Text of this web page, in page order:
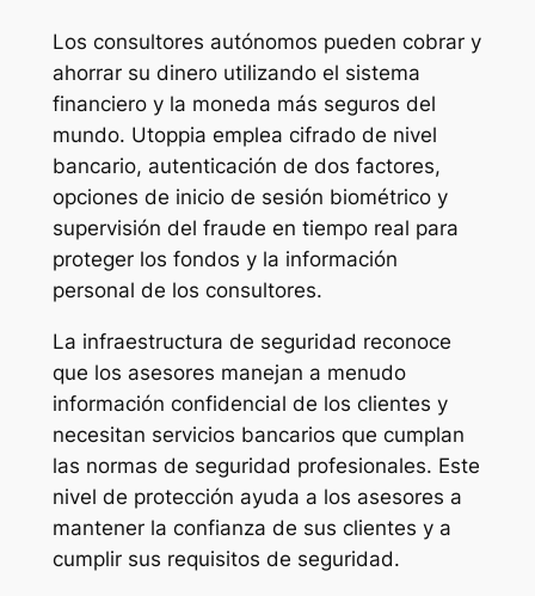
Los consultores autónomos pueden cobrar y
ahorrar su dinero utilizando el sistema
financiero y la moneda más seguros del
mundo. Utoppia emplea cifrado de nivel
bancario, autenticación de dos factores,
opciones de inicio de sesión biométrico y
supervisión del fraude en tiempo real para
proteger los fondos y la información
personal de los consultores.
La infraestructura de seguridad reconoce
que los asesores manejan a menudo
información confidencial de los clientes y
necesitan servicios bancarios que cumplan
las normas de seguridad profesionales. Este
nivel de protección ayuda a los asesores a
mantener la confianza de sus clientes y a
cumplir sus requisitos de seguridad.